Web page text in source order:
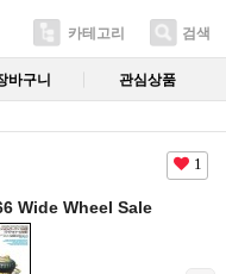
카테고리 검색
바구니 관심상품
1
Wide Wheel Sale